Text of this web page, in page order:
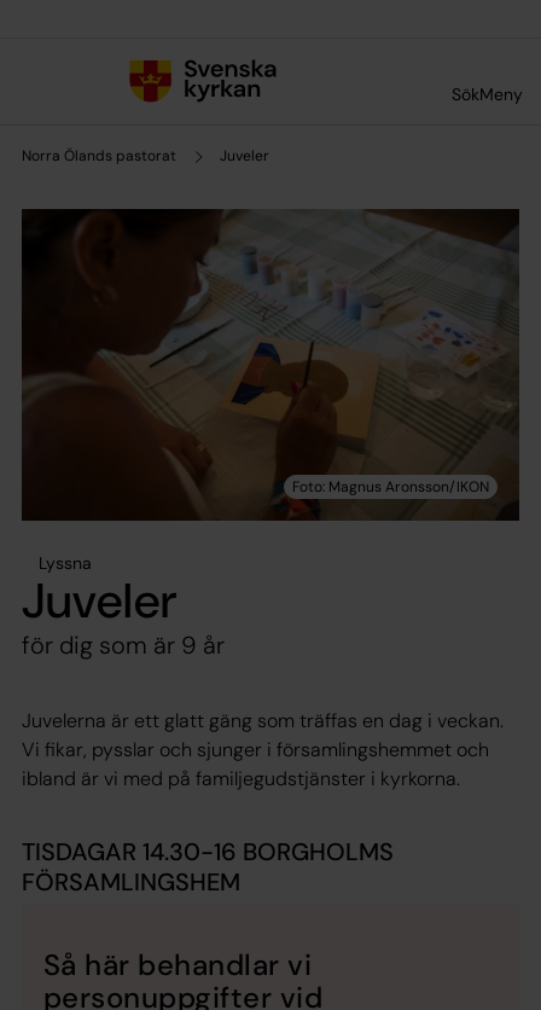
SökMeny
Norra Ölands pastorat Juveler
Lyssna
Juveler
för dig som är 9 år
Juvelerna är ett glatt gäng som träffas en dag i veckan.
Vi fikar, pysslar och sjunger i församlingshemmet och
ibland är vi med på familjegudstjänster i kyrkorna.
TISDAGAR 14.30-16 BORGHOLMS
FÖRSAMLINGSHEM
Så här behandlar vi
personuppgifter vid